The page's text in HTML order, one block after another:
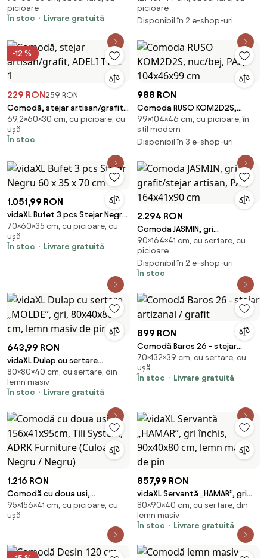
picioare
În stoc
Livrare gratuită
sertare, 10
picioare
Disponibil în 2 e-shop-uri
-12 %
229 RON259 RON
Comodă, stejar artisan/grafit,
ADELI TYPE 1
69,2×60×30 cm, cu picioare, cu
ușă
În stoc
988 RON
Comoda RUSO KOM2D2S,
nuc/bej, PAL, 104x46x99 cm
99×104×46 cm, cu picioare, în
stil modern
Disponibil în 3 e-shop-uri
1.051,99 RON
vidaXL Bufet 3 pcs Stejar Negru
60 x 35 x 70 cm
70×60×35 cm, cu picioare, cu
ușă
În stoc
Livrare gratuită
2.294 RON
Comoda JASMIN, gri
grafit/stejar artisan, PAL,
164x41x90 cm
90×164×41 cm, cu sertare, cu
picioare
Disponibil în 2 e-shop-uri
În stoc
643,99 RON
vidaXL Dulap cu sertare
„MOLDE”, gri, 80x40x80 cm,
lemn masiv de pin
80×80×40 cm, cu sertare, din
lemn masiv
În stoc
Livrare gratuită
899 RON
Comodă Baros 26 - stejar
artizanal / grafit
70×132×39 cm, cu sertare, cu
ușă
În stoc
Livrare gratuită
1.216 RON
Comodă cu doua usi,
156x41x95cm, Tili System, ADRK
Furniture (Culoare: Negru /
95×156×41 cm, cu picioare, cu
ușă
857,99 RON
vidaXL Servantă „HAMAR”, gri
închis, 90x40x80 cm, lemn
masiv de pin
80×90×40 cm, cu sertare, din
lemn masiv
În stoc
Livrare gratuită